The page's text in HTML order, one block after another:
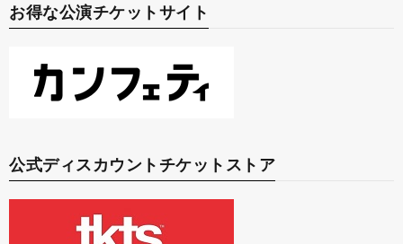
お得な公演チケットサイト
公式ディスカウントチケットストア